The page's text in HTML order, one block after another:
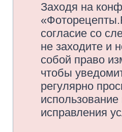
Заходя на
согласие со
не заходите и
собой право
чтобы
регулярно
исправления